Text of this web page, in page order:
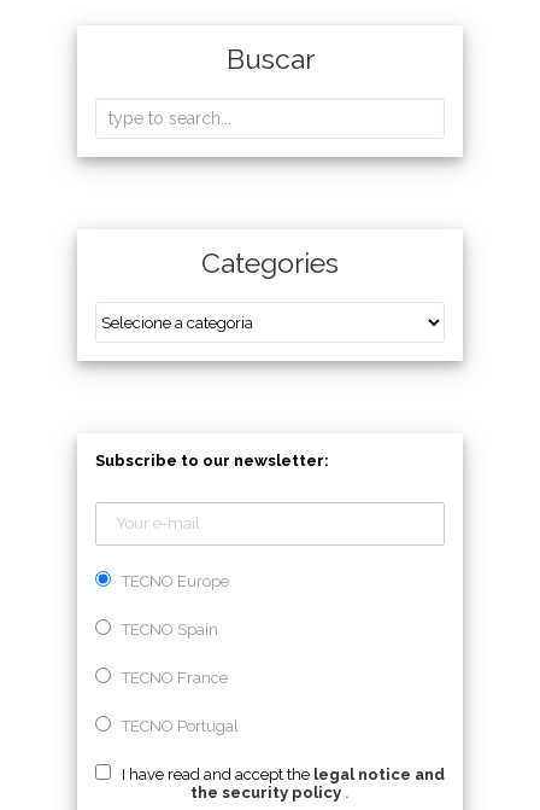
Buscar
Categories
Subscribe to our newsletter:
TECNO Europe
TECNO Spain
TECNO France
TECNO Portugal
I have read and accept the legal notice and
the security policy .